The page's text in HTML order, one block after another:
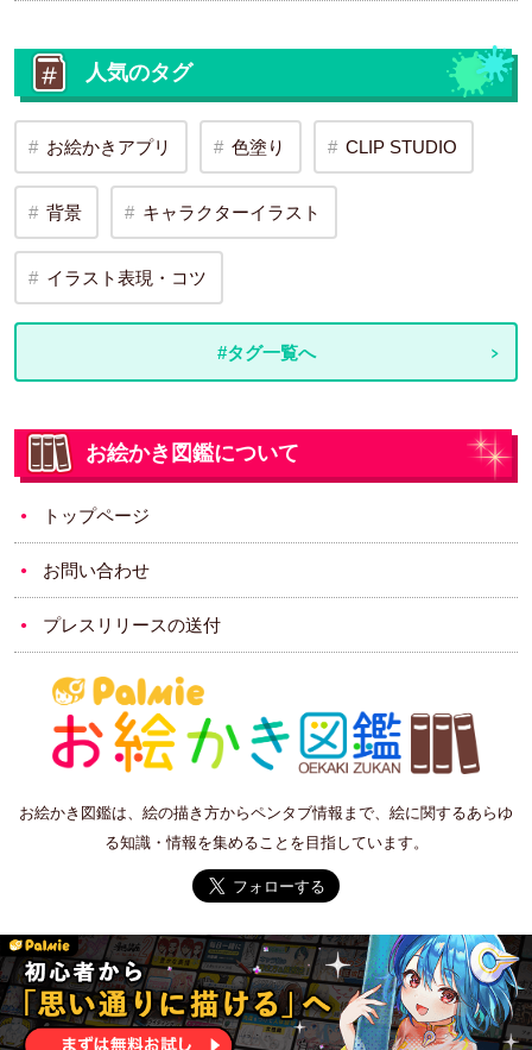
人気のタグ
お絵かきアプリ 色塗り CLIP STUDIO
背景 キャラクターイラスト
イラスト表現・コツ
#タグ一覧へ
お絵かき図鑑について
トップページ
お問い合わせ
プレスリリースの送付
お絵かき図鑑は、絵の描き方からペンタブ情報まで、絵に関するあらゆ
る知識・情報を集めることを目指しています。